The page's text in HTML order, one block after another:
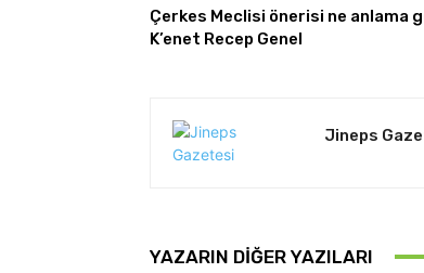
Çerkes Meclisi önerisi ne anlama
K’enet Recep Genel
Jineps
YAZARIN DIĞER YAZILARI